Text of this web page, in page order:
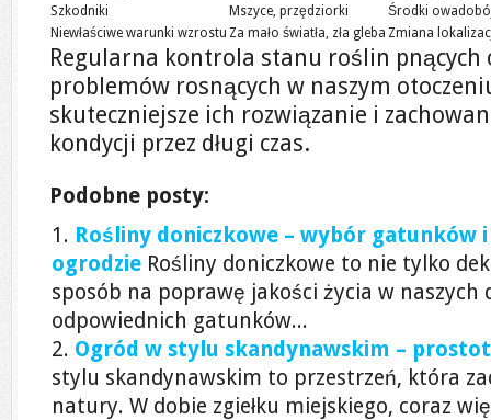
Szkodniki
Mszyce, przędziorki
Środki
Niewłaściwe warunki wzrostu Za mało światła, zła gleba Zmiana
Regularna kontrola stanu roślin pnących
problemów rosnących w naszym
skuteczniejsze ich rozwiązanie i
kondycji przez długi czas.
Podobne posty:
Rośliny doniczkowe – wybór gatunków
ogrodzie Rośliny doniczkowe to nie tylko
sposób na poprawę jakości życia w naszych
odpowiednich gatunków...
Ogród w stylu skandynawskim –
stylu skandynawskim to przestrzeń, która
natury. W dobie zgiełku miejskiego, coraz